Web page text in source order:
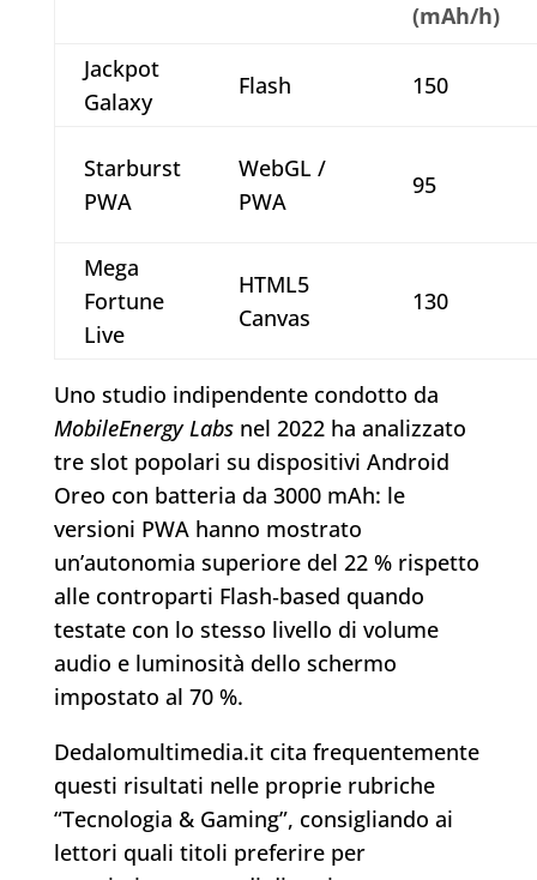
(mAh/h)
Jackpot
Galaxy
Flash 150
Starburst
PWA
WebGL /
PWA
95
Mega
Fortune
Live
HTML5
Canvas
130
Uno studio indipendente condotto da
MobileEnergy Labsnel 2022 ha analizzato
tre slot popolari su dispositivi Android
Oreo con batteria da 3000 mAh: le
versioni PWA hanno mostrato
un’autonomia superiore del 22 % rispetto
alle controparti Flash‑based quando
testate con lo stesso livello di volume
audio e luminosità dello schermo
impostato al 70 %.
Dedalomultimedia.it cita frequentemente
questi risultati nelle proprie rubriche
“Tecnologia & Gaming”, consigliando ai
lettori quali titoli preferire per